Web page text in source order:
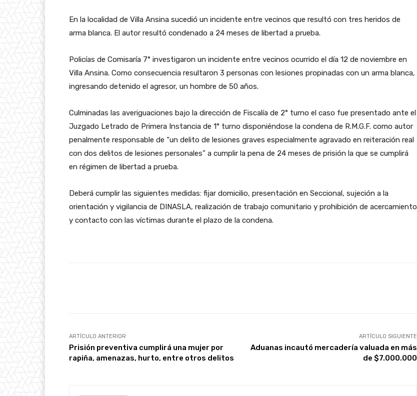
En la localidad de Villa Ansina sucedió un incidente entre vecinos que resultó con tres heridos de
arma blanca. El autor resultó condenado a 24 meses de libertad a prueba.
Policías de Comisaría 7° investigaron un incidente entre vecinos ocurrido el día 12 de noviembre en
Villa Ansina. Como consecuencia resultaron 3 personas con lesiones propinadas con un arma blanca,
ingresando detenido el agresor, un hombre de 50 años.
Culminadas las averiguaciones bajo la dirección de Fiscalía de 2° turno el caso fue presentado ante el
Juzgado Letrado de Primera Instancia de 1° turno disponiéndose la condena de R.M.G.F. como autor
penalmente responsable de “un delito de lesiones graves especialmente agravado en reiteración real
con dos delitos de lesiones personales” a cumplir la pena de 24 meses de prisión la que se cumplirá
en régimen de libertad a prueba.
Deberá cumplir las siguientes medidas: fijar domicilio, presentación en Seccional, sujeción a la
orientación y vigilancia de DINASLA, realización de trabajo comunitario y prohibición de acercamiento
y contacto con las víctimas durante el plazo de la condena.
ARTÍCULO ANTERIOR
Prisión preventiva cumplirá una mujer por
rapiña, amenazas, hurto, entre otros delitos
ARTÍCULO SIGUIENTE
Aduanas incautó mercadería valuada en más
de $7.000.000